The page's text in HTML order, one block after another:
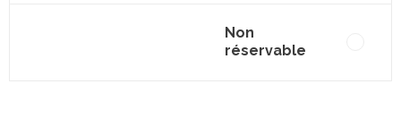
Non
réservable